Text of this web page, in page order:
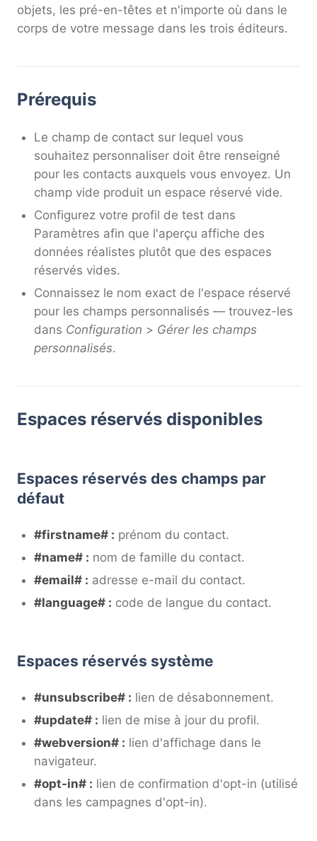
objets, les pré-en-têtes et n'importe où dans le
corps de votre message dans les trois éditeurs.
Prérequis
Le champ de contact sur lequel vous
souhaitez personnaliser doit être renseigné
pour les contacts auxquels vous envoyez. Un
champ vide produit un espace réservé vide.
Configurez votre profil de test dans
Paramètres afin que l'aperçu affiche des
données réalistes plutôt que des espaces
réservés vides.
Connaissez le nom exact de l'espace réservé
pour les champs personnalisés — trouvez-les
dans Configuration > Gérer les champs
personnalisés.
Espaces réservés disponibles
Espaces réservés des champs par
défaut
#firstname# : prénom du contact.
#name# : nom de famille du contact.
#email# : adresse e-mail du contact.
#language# : code de langue du contact.
Espaces réservés système
#unsubscribe# : lien de désabonnement.
#update# : lien de mise à jour du profil.
#webversion# : lien d'affichage dans le
navigateur.
#opt-in# : lien de confirmation d'opt-in (utilisé
dans les campagnes d'opt-in).